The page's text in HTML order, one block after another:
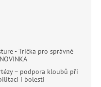
- Trička pro správné
– podpora kloubů při
i bolesti